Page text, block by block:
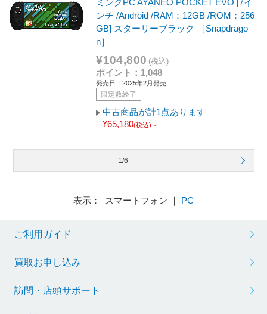
ンチ /Android /RAM：12GB /ROM：256
GB] スターリーブラック ［Snapdrago
n］
¥104,800 (税込)
ポイント：1,048
発売日：2025年2月発売
限定数終了
中古商品が計1点あります
¥65,180(税込)～
1/6
表示： スマートフォン ｜ PC
ご利用ガイド
買取お申し込み
訪問・店頭サポート